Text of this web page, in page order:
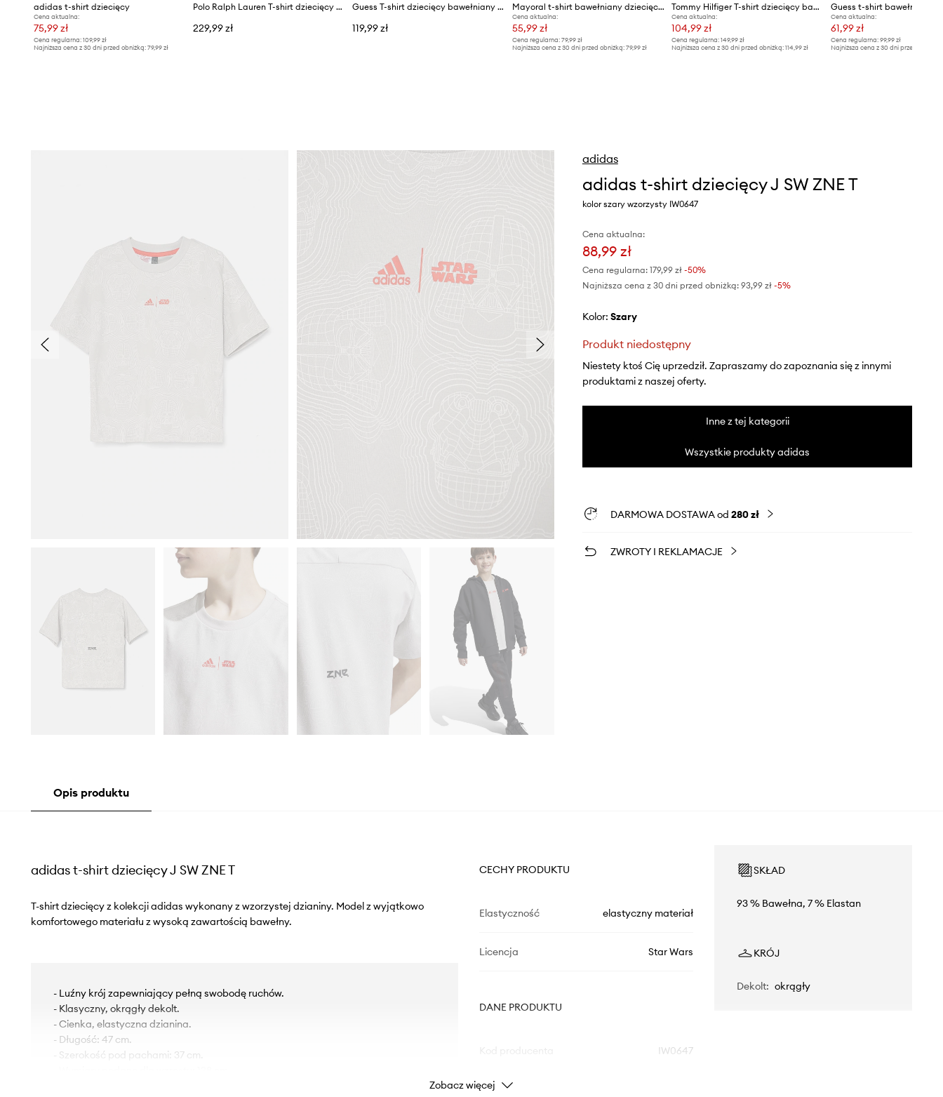
adidas t-shirt dziecięcy
Cena aktualna:
75,99 zł
Cena regularna: 109,99 zł
Najniższa cena z 30 dni przed obniżką: 79,99 zł
Polo Ralph Lauren T-shirt dziecięcy bawełniany
229,99 zł
Guess T-shirt dziecięcy bawełniany GJ X MINIONS
119,99 zł
Mayoral t-shirt bawełniany dziecięcy
Cena aktualna:
55,99 zł
Cena regularna: 79,99 zł
Najniższa cena z 30 dni przed obniżką: 79,99 zł
Tommy Hilfiger T-shirt dziecięcy bawełniany
Cena aktualna:
104,99 zł
Cena regularna:149,99 zł
Najniższa cena z 30 dni przed obniżką:114,99 zł
Guess t-shirt bawełniany
Cena aktualna:
61,99 zł
Cena regularna: 99,99 zł
Najniższa cena z 30 dni przed obniżką:
adidas
adidas t-shirt dziecięcy J SW ZNE T
kolor szary wzorzysty IW0647
Cena aktualna:
88,99 zł
Cena regularna: 179,99 zł-50%
Najniższa cena z 30 dni przed obniżką: 93,99 zł -5%
Kolor: szary
Produkt niedostępny
Niestety ktoś Cię uprzedził. Zapraszamy do zapoznania się z innymi
produktami z naszej oferty.
Inne z tej kategorii
Wszystkie produkty adidas
DARMOWA DOSTAWA od 280 zł
ZWROTY I REKLAMACJE
Opis produktu
adidas t-shirt dziecięcy J SW ZNE T
T-shirt dziecięcy z kolekcji adidas wykonany z wzorzystej dzianiny. Model z wyjątkowo
komfortowego materiału z wysoką zawartością bawełny.
- Luźny krój zapewniający pełną swobodę ruchów.
- Klasyczny, okrągły dekolt.
- Cienka, elastyczna dzianina.
- Długość: 47 cm.
- Szerokość pod pachami: 37 cm.
CECHY PRODUKTU
Elastyczność elastyczny materiał
Licencja Star Wars
DANE PRODUKTU
IW0647
Kolor
SKŁAD
93 % Bawełna, 7 % Elastan
KRÓJ
Dekolt: okrągły
Zobacz więcej